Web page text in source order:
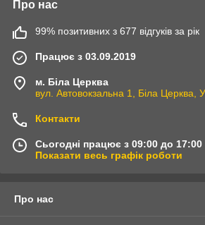
Про нас
99% позитивних з 677 відгуків за рік
Працює з 03.09.2019
м. Біла Церква
вул. Автовокзальна 1, Біла Церква,
Контакти
Сьогодні працює з 09:00 до 17:00
Показати весь графік роботи
Про нас